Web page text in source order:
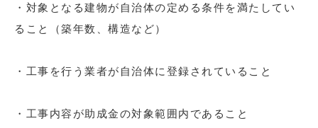
・対象となる建物が自治体の定める条件を満たしてい
ること（築年数、構造など）
・工事を行う業者が自治体に登録されていること
・工事内容が助成金の対象範囲内であること